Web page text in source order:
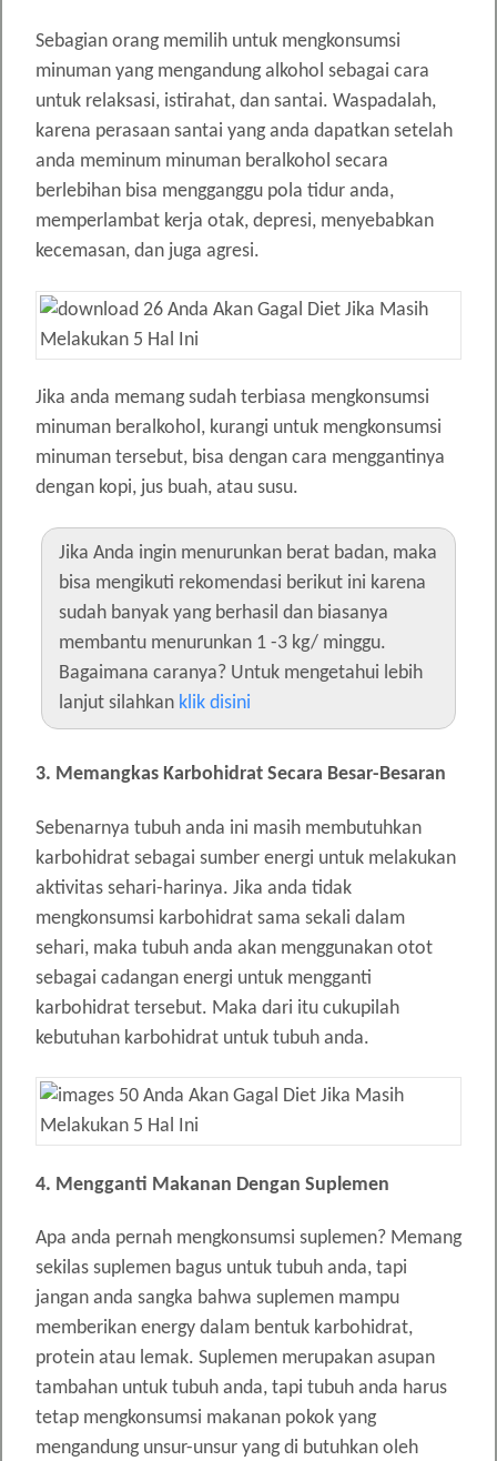
Sebagian orang memilih untuk mengkonsumsi
minuman yang mengandung alkohol sebagai cara
untuk relaksasi, istirahat, dan santai. Waspadalah,
karena perasaan santai yang anda dapatkan setelah
anda meminum minuman beralkohol secara
berlebihan bisa mengganggu pola tidur anda,
memperlambat kerja otak, depresi, menyebabkan
kecemasan, dan juga agresi.
Jika anda memang sudah terbiasa mengkonsumsi
minuman beralkohol, kurangi untuk mengkonsumsi
minuman tersebut, bisa dengan cara menggantinya
dengan kopi, jus buah, atau susu.
Jika Anda ingin menurunkan berat badan, maka
bisa mengikuti rekomendasi berikut ini karena
sudah banyak yang berhasil dan biasanya
membantu menurunkan 1 -3 kg/ minggu.
Bagaimana caranya? Untuk mengetahui lebih
lanjut silahkan klik disini
3. Memangkas Karbohidrat Secara Besar-Besaran
Sebenarnya tubuh anda ini masih membutuhkan
karbohidrat sebagai sumber energi untuk melakukan
aktivitas sehari-harinya. Jika anda tidak
mengkonsumsi karbohidrat sama sekali dalam
sehari, maka tubuh anda akan menggunakan otot
sebagai cadangan energi untuk mengganti
karbohidrat tersebut. Maka dari itu cukupilah
kebutuhan karbohidrat untuk tubuh anda.
4. Mengganti Makanan Dengan Suplemen
Apa anda pernah mengkonsumsi suplemen? Memang
sekilas suplemen bagus untuk tubuh anda, tapi
jangan anda sangka bahwa suplemen mampu
memberikan energy dalam bentuk karbohidrat,
protein atau lemak. Suplemen merupakan asupan
tambahan untuk tubuh anda, tapi tubuh anda harus
tetap mengkonsumsi makanan pokok yang
mengandung unsur-unsur yang di butuhkan oleh